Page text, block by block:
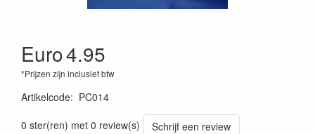
Euro4.95
*Prijzen zijn inclusief btw
Artikelcode: PC014
0 ster(ren) met 0 review(s)
Schrijf een review